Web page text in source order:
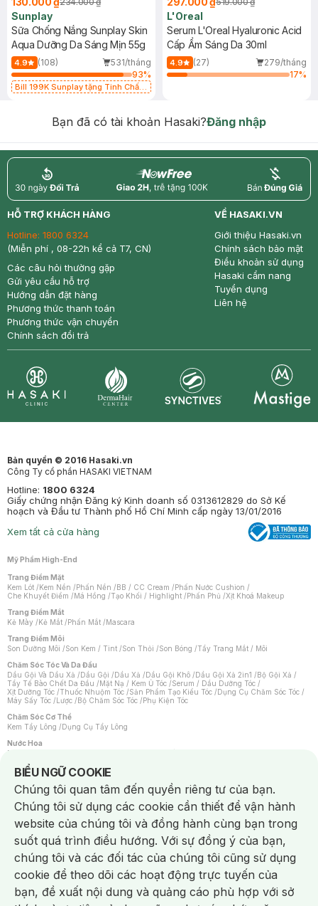
Sunplay
Sữa Chống Nắng Sunplay Skin
Aqua Dưỡng Da Sáng Mịn 55g
4.9 (108)
531/tháng
93%
Bill 199K Sunplay tặng Tinh Chất
L'Oreal
Serum L'Oreal Hyaluronic Acid
Cấp Ẩm Sáng Da 30ml
4.9 (27)
279/tháng
17%
Bạn đã có tài khoản Hasaki?Đăng nhập
return nowfree price
HỖ TRỢ KHÁCH HÀNG
Hotline: 1800 6324
(Miễn phí , 08-22h kể cả T7, CN)
Các câu hỏi thường gặp
Gửi yêu cầu hỗ trợ
Hướng dẫn đặt hàng
Phương thức thanh toán
Phương thức vận chuyển
Chính sách đổi trả
VỀ HASAKI.VN
Giới thiệu Hasaki.vn
Chính sách bảo mật
Điều khoản sử dụng
Hasaki cẩm nang
Tuyển dụng
Liên hệ
Bản quyền © 2016 Hasaki.vn
Công Ty cổ phần HASAKI VIETNAM
Hotline: 1800 6324
Giấy chứng nhận Đăng ký Kinh doanh số 0313612829 do Sở Kế
hoạch và Đầu tư Thành phố Hồ Chí Minh cấp ngày 13/01/2016
Xem tất cả cửa hàng
Mỹ Phẩm High-End
Trang Điểm Mặt
Kem Lót /Kem Nền /Phấn Nền /BB / CC Cream /Phấn Nước Cushion /
Che Khuyết Điểm /Má Hồng /Tạo Khối / Highlight /Phấn Phủ /Xịt Khoá Makeup
Trang Điểm Mắt
Kẻ Mày /Kẻ Mắt /Phấn Mắt /Mascara
Trang Điểm Môi
Son Dưỡng Môi /Son Kem / Tint /Son Thỏi /Son Bóng /Tẩy Trang Mắt / Môi
Chăm Sóc Tóc Và Da Đầu
Dầu Gội Và Dầu Xả /Dầu Gội /Dầu Xả /Dầu Gội Khô /Dầu Gội Xả 2in1 /Bộ Gội Xả /
Tẩy Tế Bào Chết Da Đầu /Mặt Nạ / Kem Ủ Tóc /Serum / Dầu Dưỡng Tóc /
Xịt Dưỡng Tóc /Thuốc Nhuộm Tóc /Sản Phẩm Tạo Kiểu Tóc /Dụng Cụ Chăm Sóc Tóc /
Máy Sấy Tóc /Lược /Bộ Chăm Sóc Tóc /Phụ Kiện Tóc
Chăm Sóc Cơ Thể
Kem Tẩy Lông /Dụng Cụ Tẩy Lông
Nước Hoa
Nước Hoa Nữ
Chăm Sóc Cá Nhân
Chống Muỗi /Khẩu Trang /Máy Massage/Mặt Nạ Xông Hơi /Nước Rửa Tay/
Sản Phẩm Chăm Sóc Khác /Bàn Chải Đánh Răng /Bàn Chải Điện/
Hỗ Trợ Trắng Răng/Kem Đánh Răng /Máy Tăm Nước/ Nước Súc Miệng/
Tăm / Chỉ Nha Khoa/ Xịt Thơm Miệng / Dung Dịch Vệ Sinh/Dưỡng Vùng Kín/
Khăn Ướt Vệ Sinh Vùng Kín/Băng Vệ Sinh/Tampon/Bọt Cạo Râu /Dao Cạo Râu/
Máy Cạo Râu
Vấn Đề Về Da
Da Dầu / Lỗ Chân Lông To/ Da Khô / Mất Nước/ Da Lão Hóa/ Da Mụn/
Da Nhạy Cảm / Kích Ứng
Da Xỉn Màu Thâm / Nám / Tàn Nhang
Quầng Thâm & Bọng Mắt /Sẹo /Viêm Da Cơ Địa
Dụng Cụ / Phụ Kiện Chăm Sóc Da
Bông Tẩy Trang
Khăn Lau Mặt Khô Dụng Cụ / Máy Rửa Mặt Máy Chăm Sóc Da
BIỂU NGỮ COOKIE
Notice about cookies usage
Chúng tôi quan tâm đến quyền riêng tư của bạn.
Chúng tôi sử dụng các cookie cần thiết để vận hành
website của chúng tôi và đồng hành cùng bạn trong
suốt quá trình điều hướng. Với sự đồng ý của bạn,
chúng tôi và các đối tác của chúng tôi cũng sử dụng
cookie để theo dõi các hoạt động trực tuyến của
bạn, đề xuất nội dung và quảng cáo phù hợp với sở